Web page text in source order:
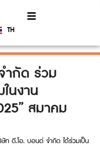
TH
EN
ำกัด ร่วม
นงาน
สมาคม
ท ดี.โอ. บอนด์ จำกัด ได้ร่วมเป็น